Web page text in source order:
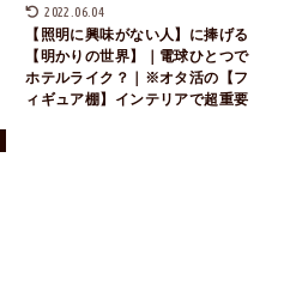
2022.06.04
【照明に興味がない人】に捧げる
【明かりの世界】｜電球ひとつで
ホテルライク？｜※オタ活の【フ
ィギュア棚】インテリアで超重要